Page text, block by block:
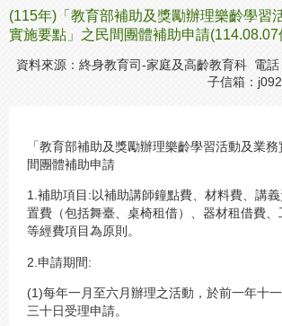
(115年)「教育部補助及獎勵辦理樂齡學習
實施要點」之民間團體補助申請(114.08.07
資料來源：終身教育司-家庭及高齡教育科 電
子信箱：
「教育部補助及獎勵辦理樂齡學習活動及業
間團體補助申請
1.補助項目:以補助講師鐘點費、材料費、講
置費（包括舞臺、桌椅租借）、器材租借費
等經費項目為原則。
2.申請期間:
(1)每年一月至六月辦理之活動，於前一年十
三十日受理申請。